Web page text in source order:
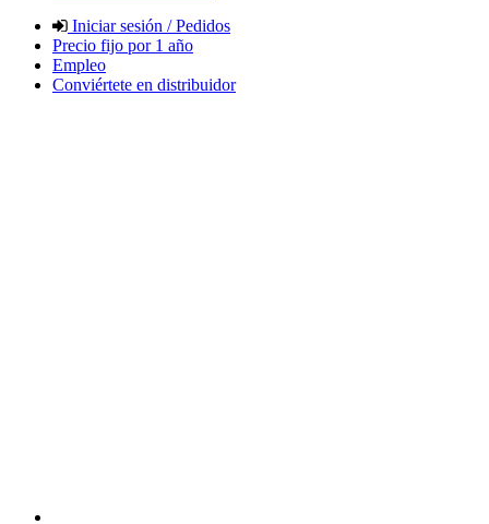
Iniciar sesión / Pedidos
Precio fijo por 1 año
Empleo
Conviértete en distribuidor